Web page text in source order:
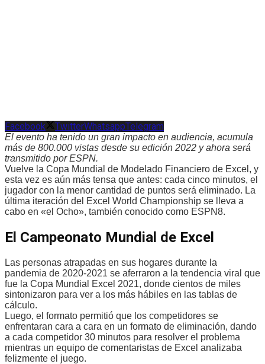
Facebook TwitterWhatsappTelegram
El evento ha tenido un gran impacto en audiencia, acumula
más de 800.000 vistas desde su edición 2022 y ahora será
transmitido por ESPN.
Vuelve la Copa Mundial de Modelado Financiero de Excel, y
esta vez es aún más tensa que antes: cada cinco minutos, el
jugador con la menor cantidad de puntos será eliminado. La
última iteración del Excel World Championship se lleva a
cabo en «el Ocho», también conocido como ESPN8.
El Campeonato Mundial de Excel
Las personas atrapadas en sus hogares durante la
pandemia de 2020-2021 se aferraron a la tendencia viral que
fue la Copa Mundial Excel 2021, donde cientos de miles
sintonizaron para ver a los más hábiles en las tablas de
cálculo.
Luego, el formato permitió que los competidores se
enfrentaran cara a cara en un formato de eliminación, dando
a cada competidor 30 minutos para resolver el problema
mientras un equipo de comentaristas de Excel analizaba
felizmente el juego.